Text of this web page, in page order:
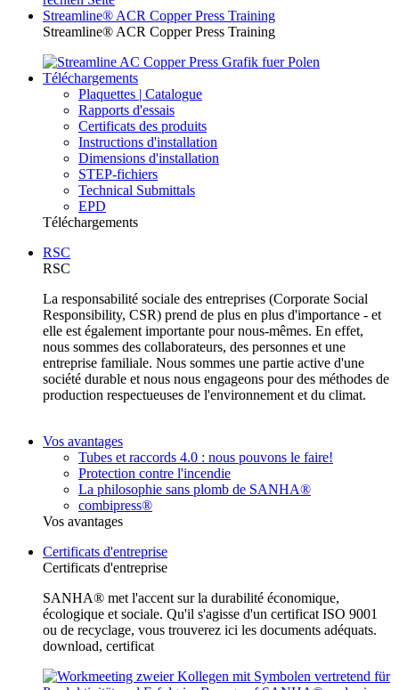
Streamline® ACR Copper Press Training
Streamline® ACR Copper Press Training
Téléchargements
Plaquettes | Catalogue
Rapports d'essais
Certificats des produits
Instructions d'installation
Dimensions d'installation
STEP-fichiers
Technical Submittals
EPD
Téléchargements
RSC
RSC
La responsabilité sociale des entreprises (Corporate Social
Responsibility, CSR) prend de plus en plus d'importance - et
elle est également importante pour nous-mêmes. En effet,
nous sommes des collaborateurs, des personnes et une
entreprise familiale. Nous sommes une partie active d'une
société durable et nous nous engageons pour des méthodes de
production respectueuses de l'environnement et du climat.
Vos avantages
Tubes et raccords 4.0 : nous pouvons le faire!
Protection contre l'incendie
La philosophie sans plomb de SANHA®
combipress®
Vos avantages
Certificats d'entreprise
Certificats d'entreprise
SANHA® met l'accent sur la durabilité économique,
écologique et sociale. Qu'il s'agisse d'un certificat ISO 9001
ou de recyclage, vous trouverez ici les documents adéquats.
download, certificat